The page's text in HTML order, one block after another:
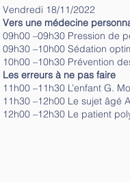
Vendredi 18/11/2022
Vers une médecine
09h00 –09h30 Pression de
09h30 –10h00 Sédation
10h00 –10h30 Prévention
Les erreurs à ne pas faire
11h00 –11h30 L’enfant G.
11h30 –12h00 Le sujet âgé
12h00 –12h30 Le patient